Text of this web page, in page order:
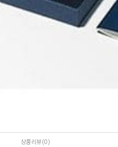
상품리뷰(0)